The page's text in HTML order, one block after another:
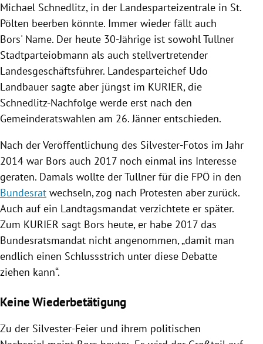
Michael Schnedlitz, in der Landesparteizentrale in St.
Pölten beerben könnte. Immer wieder fällt auch
Bors' Name. Der heute 30-Jährige ist sowohl Tullner
Stadtparteiobmann als auch stellvertretender
Landesgeschäftsführer. Landesparteichef Udo
Landbauer sagte aber jüngst im KURIER, die
Schnedlitz-Nachfolge werde erst nach den
Gemeinderatswahlen am 26. Jänner entschieden.
Nach der Veröffentlichung des Silvester-Fotos im Jahr
2014 war Bors auch 2017 noch einmal ins Interesse
geraten. Damals wollte der Tullner für die FPÖ in den
Bundesrat wechseln, zog nach Protesten aber zurück.
Auch auf ein Landtagsmandat verzichtete er später.
Zum KURIER sagt Bors heute, er habe 2017 das
Bundesratsmandat nicht angenommen, „damit man
endlich einen Schlussstrich unter diese Debatte
ziehen kann“.
Keine Wiederbetätigung
Zu der Silvester-Feier und ihrem politischen